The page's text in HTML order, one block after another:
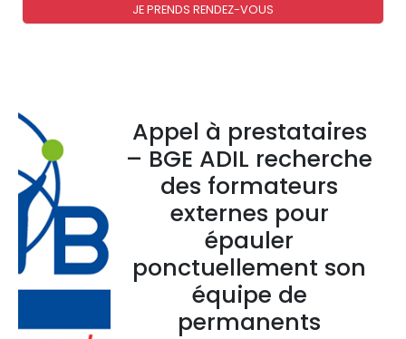
JE PRENDS RENDEZ-VOUS
Appel à prestataires
– BGE ADIL recherche
des formateurs
externes pour
épauler
ponctuellement son
équipe de
permanents